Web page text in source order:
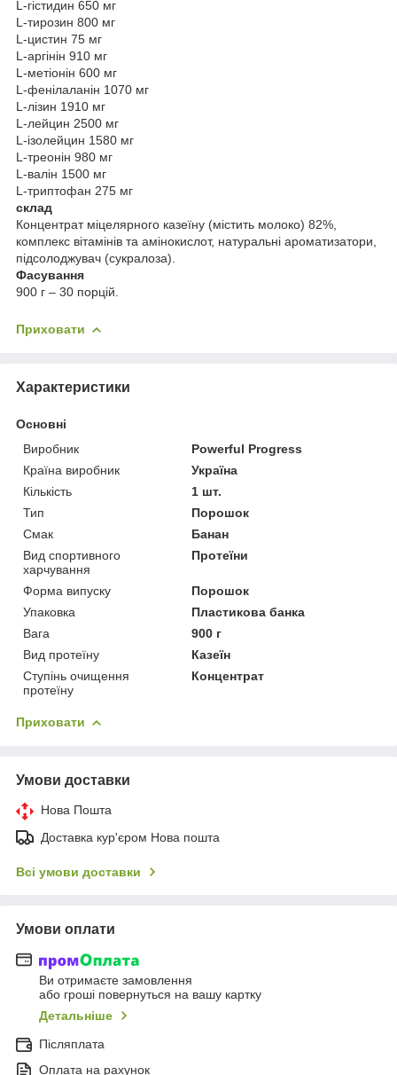
L-гістидин 650 мг
L-тирозин 800 мг
L-цистин 75 мг
L-аргінін 910 мг
L-метіонін 600 мг
L-фенілаланін 1070 мг
L-лізин 1910 мг
L-лейцин 2500 мг
L-ізолейцин 1580 мг
L-треонін 980 мг
L-валін 1500 мг
L-триптофан 275 мг
склад
Концентрат міцелярного казеїну (містить молоко) 82%,
комплекс вітамінів та амінокислот, натуральні ароматизатори,
підсолоджувач (сукралоза).
Фасування
900 г – 30 порцій.
Приховати
Характеристики
Основні
Виробник
Powerful Progress
Країна виробник
Україна
Кількість
1 шт.
Тип
Порошок
Смак
Банан
Вид спортивного
харчування
Протеїни
Форма випуску
Порошок
Упаковка
Пластикова банка
Вага
900 г
Вид протеїну
Казеїн
Ступінь очищення
протеїну
Концентрат
Приховати
Умови доставки
Нова Пошта
Доставка кур'єром Нова пошта
Всі умови доставки
Умови оплати
Ви отримаєте замовлення
або гроші повернуться на вашу картку
Детальніше
Післяплата
Оплата на рахунок